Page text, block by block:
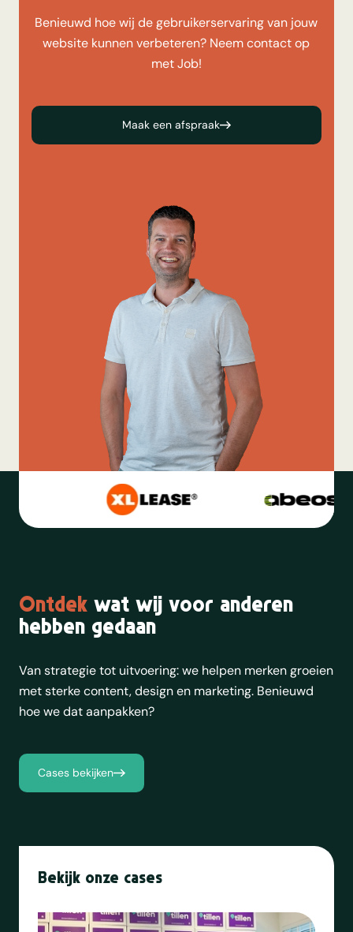
Benieuwd hoe wij de gebruikerservaring van jouw
website kunnen verbeteren? Neem contact op
met Job!
Maak een afspraak
Ontdek wat wij voor anderen
hebben gedaan
Van strategie tot uitvoering: we helpen merken groeien
met sterke content, design en marketing. Benieuwd
hoe we dat aanpakken?
Cases bekijken
Bekijk onze cases